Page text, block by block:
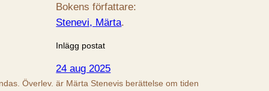
Bokens författare:
Stenevi, Märta.
Inlägg postat
24 aug 2025
Överlev. är Märta Stenevis berättelse om tiden